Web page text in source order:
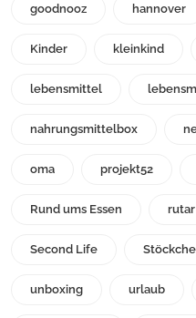
goodnooz hannover
Kinder kleinkind
lebensmittel
nahrungsmittelbox
oma projekt52
Rund ums Essen
Second Life
unboxing urlaub